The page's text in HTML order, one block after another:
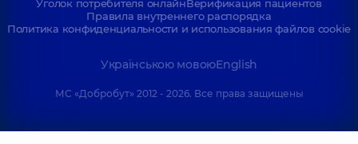
Уголок потребителя онлайнВерификация пациентов
Правила внутреннего распорядка
Политика конфиденциальности и использования файлов cookie
Українською мовоюEnglish
МС «Добробут» 2012 - 2026. Все права защищены